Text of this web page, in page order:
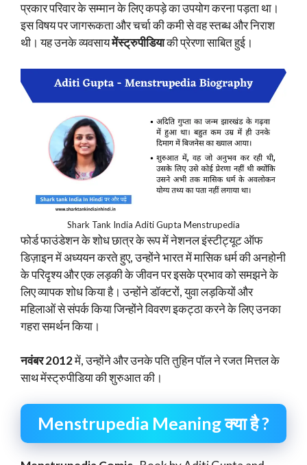
प्रकार परिवार के सम्मान के लिए कपड़े का उपयोग करना पड़ता था।
इस विषय पर जागरूकता और चर्चा की कमी से वह स्तब्ध और निराश
थी। यह उनके व्यवसायमेंस्ट्रुपीडियाकी प्रेरणा साबित हुई।
Shark Tank India Aditi Gupta Menstrupedia
फोर्ड फाउंडेशन के शोध छात्र के रूप में नेशनल इंस्टीट्यूट ऑफ
डिज़ाइन में अध्ययन करते हुए, उन्होंने भारत में मासिक धर्म की अनहोनी
के परिदृश्य और एक लड़की के जीवन पर इसके प्रभाव को समझने के
लिए व्यापक शोध किया है। उन्होंने डॉक्टरों, युवा लड़कियों और
महिलाओं से संपर्क किया जिन्होंने विवरण इकट्ठा करने के लिए उनका
गहरा समर्थन किया।
नवंबर 2012में, उन्होंने और उनके पति तुहिन पॉल ने रजत मित्तल के
साथ मेंस्ट्रुपीडिया की शुरुआत की।
Menstrupedia Meaning क्या है ?